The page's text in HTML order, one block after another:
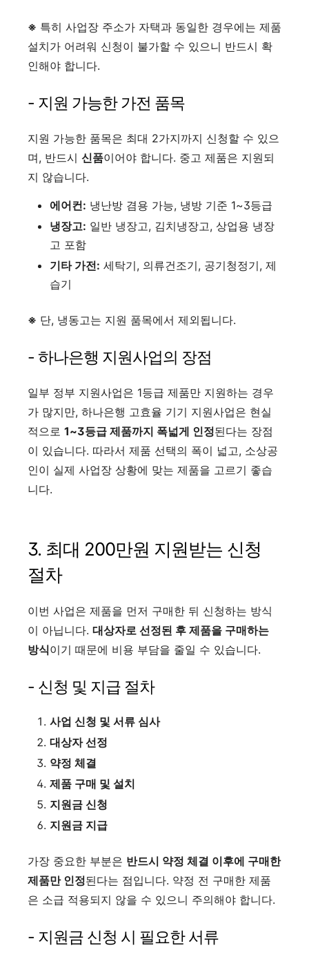
※ 특히 사업장 주소가 자택과 동일한 경우에는 제품
설치가 어려워 신청이 불가할 수 있으니 반드시 확
인해야 합니다.
- 지원 가능한 가전 품목
지원 가능한 품목은 최대 2가지까지 신청할 수 있으
며, 반드시 신품이어야 합니다. 중고 제품은 지원되
지 않습니다.
에어컨: 냉난방 겸용 가능, 냉방 기준 1~3등급
냉장고: 일반 냉장고, 김치냉장고, 상업용 냉장
고 포함
기타 가전: 세탁기, 의류건조기, 공기청정기, 제
습기
※ 단, 냉동고는 지원 품목에서 제외됩니다.
- 하나은행 지원사업의 장점
일부 정부 지원사업은 1등급 제품만 지원하는 경우
가 많지만, 하나은행 고효율 기기 지원사업은 현실
적으로 1~3등급 제품까지 폭넓게 인정된다는 장점
이 있습니다. 따라서 제품 선택의 폭이 넓고, 소상공
인이 실제 사업장 상황에 맞는 제품을 고르기 좋습
니다.
3. 최대 200만원 지원받는 신청
절차
이번 사업은 제품을 먼저 구매한 뒤 신청하는 방식
이 아닙니다. 대상자로 선정된 후 제품을 구매하는
방식이기 때문에 비용 부담을 줄일 수 있습니다.
- 신청 및 지급 절차
사업 신청 및 서류 심사
대상자 선정
약정 체결
제품 구매 및 설치
지원금 신청
지원금 지급
가장 중요한 부분은 반드시 약정 체결 이후에 구매한
제품만 인정된다는 점입니다. 약정 전 구매한 제품
은 소급 적용되지 않을 수 있으니 주의해야 합니다.
- 지원금 신청 시 필요한 서류